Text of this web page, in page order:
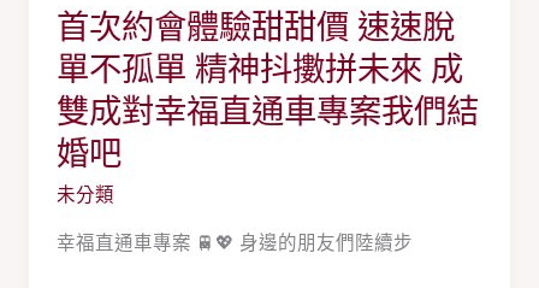
體
有
點
累
了
呢？
體
首次約會體驗甜甜價 速速脫
單不孤單 精神抖擻拼未來 成
雙成對幸福直通車專案我們結
婚吧
未分類
幸福直通車專案 🚆💖 身邊的朋友們陸續步
首
次
約
會
體
驗
甜